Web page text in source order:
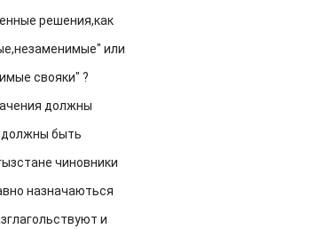
решения,как
или
свояки" ?
должны
должны быть
чиновники
назначаються
и